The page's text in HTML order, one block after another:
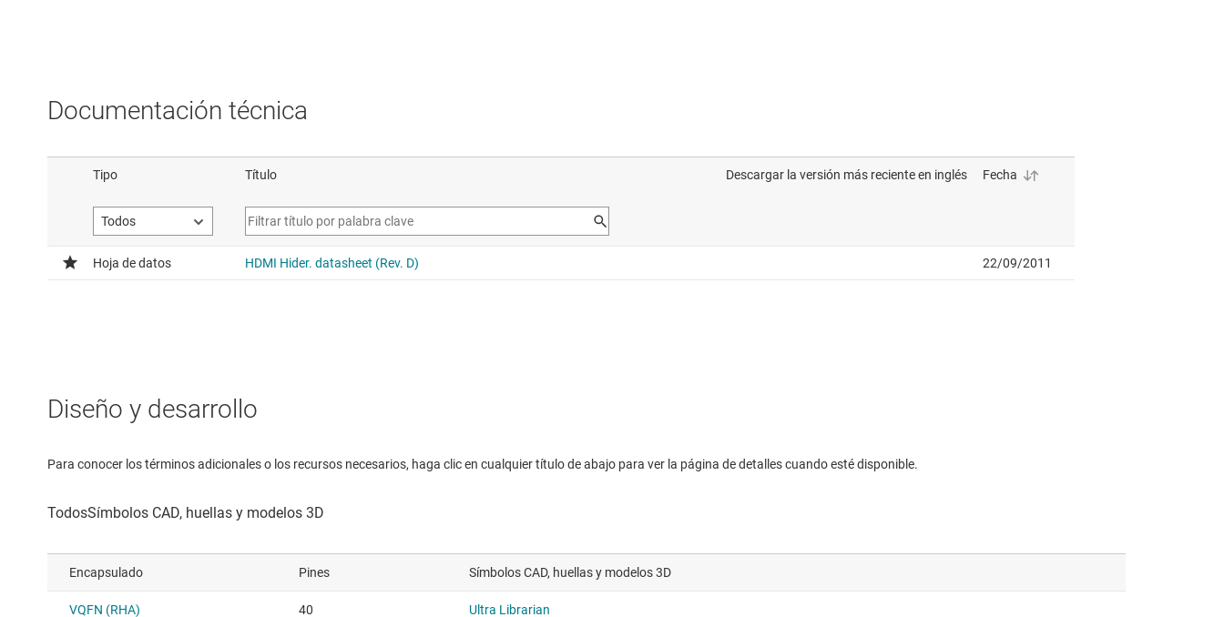
Documentación técnica
Diseño y desarrollo
Para conocer los términos adicionales o los recursos necesarios, haga clic en cualquier título de abajo para ver la página de detalles cuando esté disponible.
Encapsulado Pines Símbolos CAD, huellas y modelos 3D
VQFN (RHA) 40 Ultra Librarian